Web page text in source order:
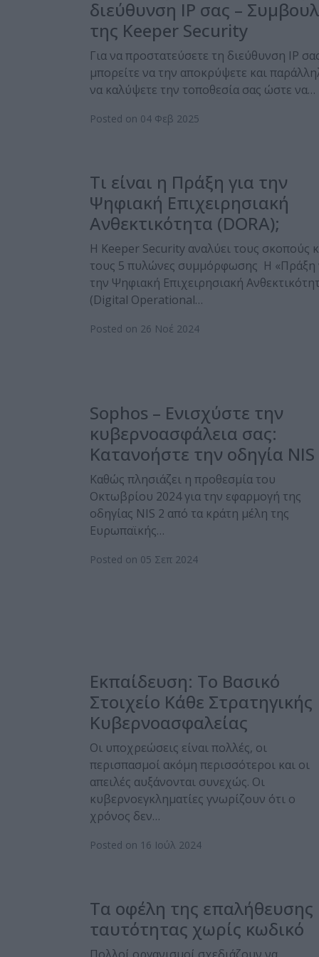
διεύθυνση IP σας –
της Keeper Security
Για να προστατεύσετε τη διεύθυνση IP
μπορείτε να την αποκρύψετε και
να καλύψετε την τοποθεσία σας ώστε να…
Posted on 04 Φεβ 2025
Τι είναι η Πράξη για την
Ψηφιακή Επιχειρησιακή
Ανθεκτικότητα (DORA);
H Keeper Security αναλύει τους σκοπούς
τους 5 πυλώνες συμμόρφωσης Η «Πράξη
την Ψηφιακή Επιχειρησιακή
(Digital Operational…
Posted on 26 Νοέ 2024
Sophos – Ενισχύστε την
κυβερνοασφάλεια σας:
Κατανοήστε την οδηγία NIS
Καθώς πλησιάζει η προθεσμία του
Οκτωβρίου 2024 για την εφαρμογή της
οδηγίας NIS 2 από τα κράτη μέλη της
Ευρωπαϊκής…
Posted on 05 Σεπ 2024
Εκπαίδευση: Το Βασικό
Στοιχείο Κάθε Στρατηγικής
Κυβερνοασφαλείας
Οι υποχρεώσεις είναι πολλές, οι
περισπασμοί ακόμη περισσότεροι και οι
απειλές αυξάνονται συνεχώς. Οι
κυβερνοεγκληματίες γνωρίζουν ότι ο
χρόνος δεν…
Posted on 16 Ιούλ 2024
Τα οφέλη της επαλήθευσης
ταυτότητας χωρίς κωδικό